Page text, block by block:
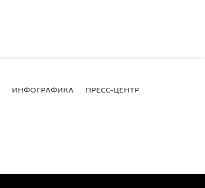
ИНФОГРАФИКА ПРЕСС-ЦЕНТР